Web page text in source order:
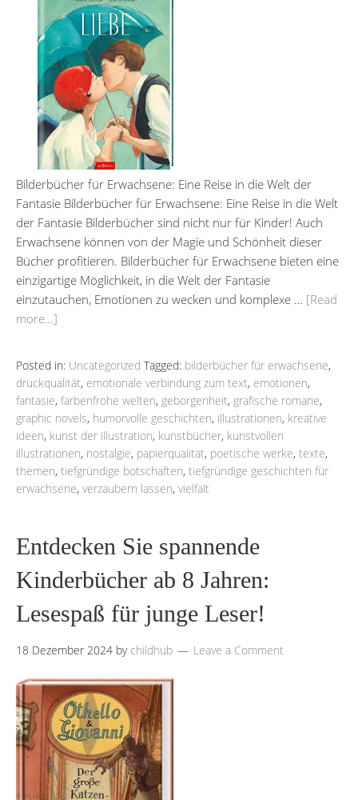
Bilderbücher für Erwachsene: Eine Reise in die Welt der
Fantasie Bilderbücher für Erwachsene: Eine Reise in die Welt
der Fantasie Bilderbücher sind nicht nur für Kinder! Auch
Erwachsene können von der Magie und Schönheit dieser
Bücher profitieren. Bilderbücher für Erwachsene bieten eine
einzigartige Möglichkeit, in die Welt der Fantasie
einzutauchen, Emotionen zu wecken und komplexe … [Read
more…]
Posted in: Uncategorized Tagged: bilderbücher für erwachsene,
druckqualität, emotionale verbindung zum text, emotionen,
fantasie, farbenfrohe welten, geborgenheit, grafische romane,
graphic novels, humorvolle geschichten, illustrationen, kreative
ideen, kunst der illustration, kunstbücher, kunstvollen
illustrationen, nostalgie, papierqualität, poetische werke, texte,
themen, tiefgründige botschaften, tiefgründige geschichten für
erwachsene, verzaubern lassen, vielfalt
Entdecken Sie spannende
Kinderbücher ab 8 Jahren:
Lesespaß für junge Leser!
18 Dezember 2024 by childhub Leave a Comment